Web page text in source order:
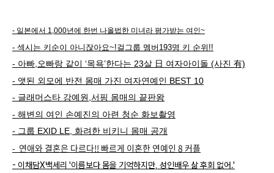
- 일본에서 1,000년에 한번 나올법한 미녀라 평가받는 여인~
- 섹시는 키순이 아니잖아요~!걸그룹 멤버193명 키 순위!!
- 아빠,오빠랑 같이 ‘목욕’한다는 23살 日 여자아이돌 (사진 有)
- 앳된 외모에 반전 몸매 가진 여자연예인 BEST 10
- 글래머스타 강예원,서핑 몸매의 끝판왕
- 해변의 여인 손예진의 아련 청순 화보촬영
- 그룹 EXID LE, 화려한 비키니 몸매 공개
- 연애와 결혼은 다르다!! 빠르게 이혼한 연예인 8 커플
- 이채담X백세리 '이름보다 몸을 기억하지만, 성인배우 삶 후회 없어.'